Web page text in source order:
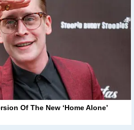
Of The New ‘Home Alone’